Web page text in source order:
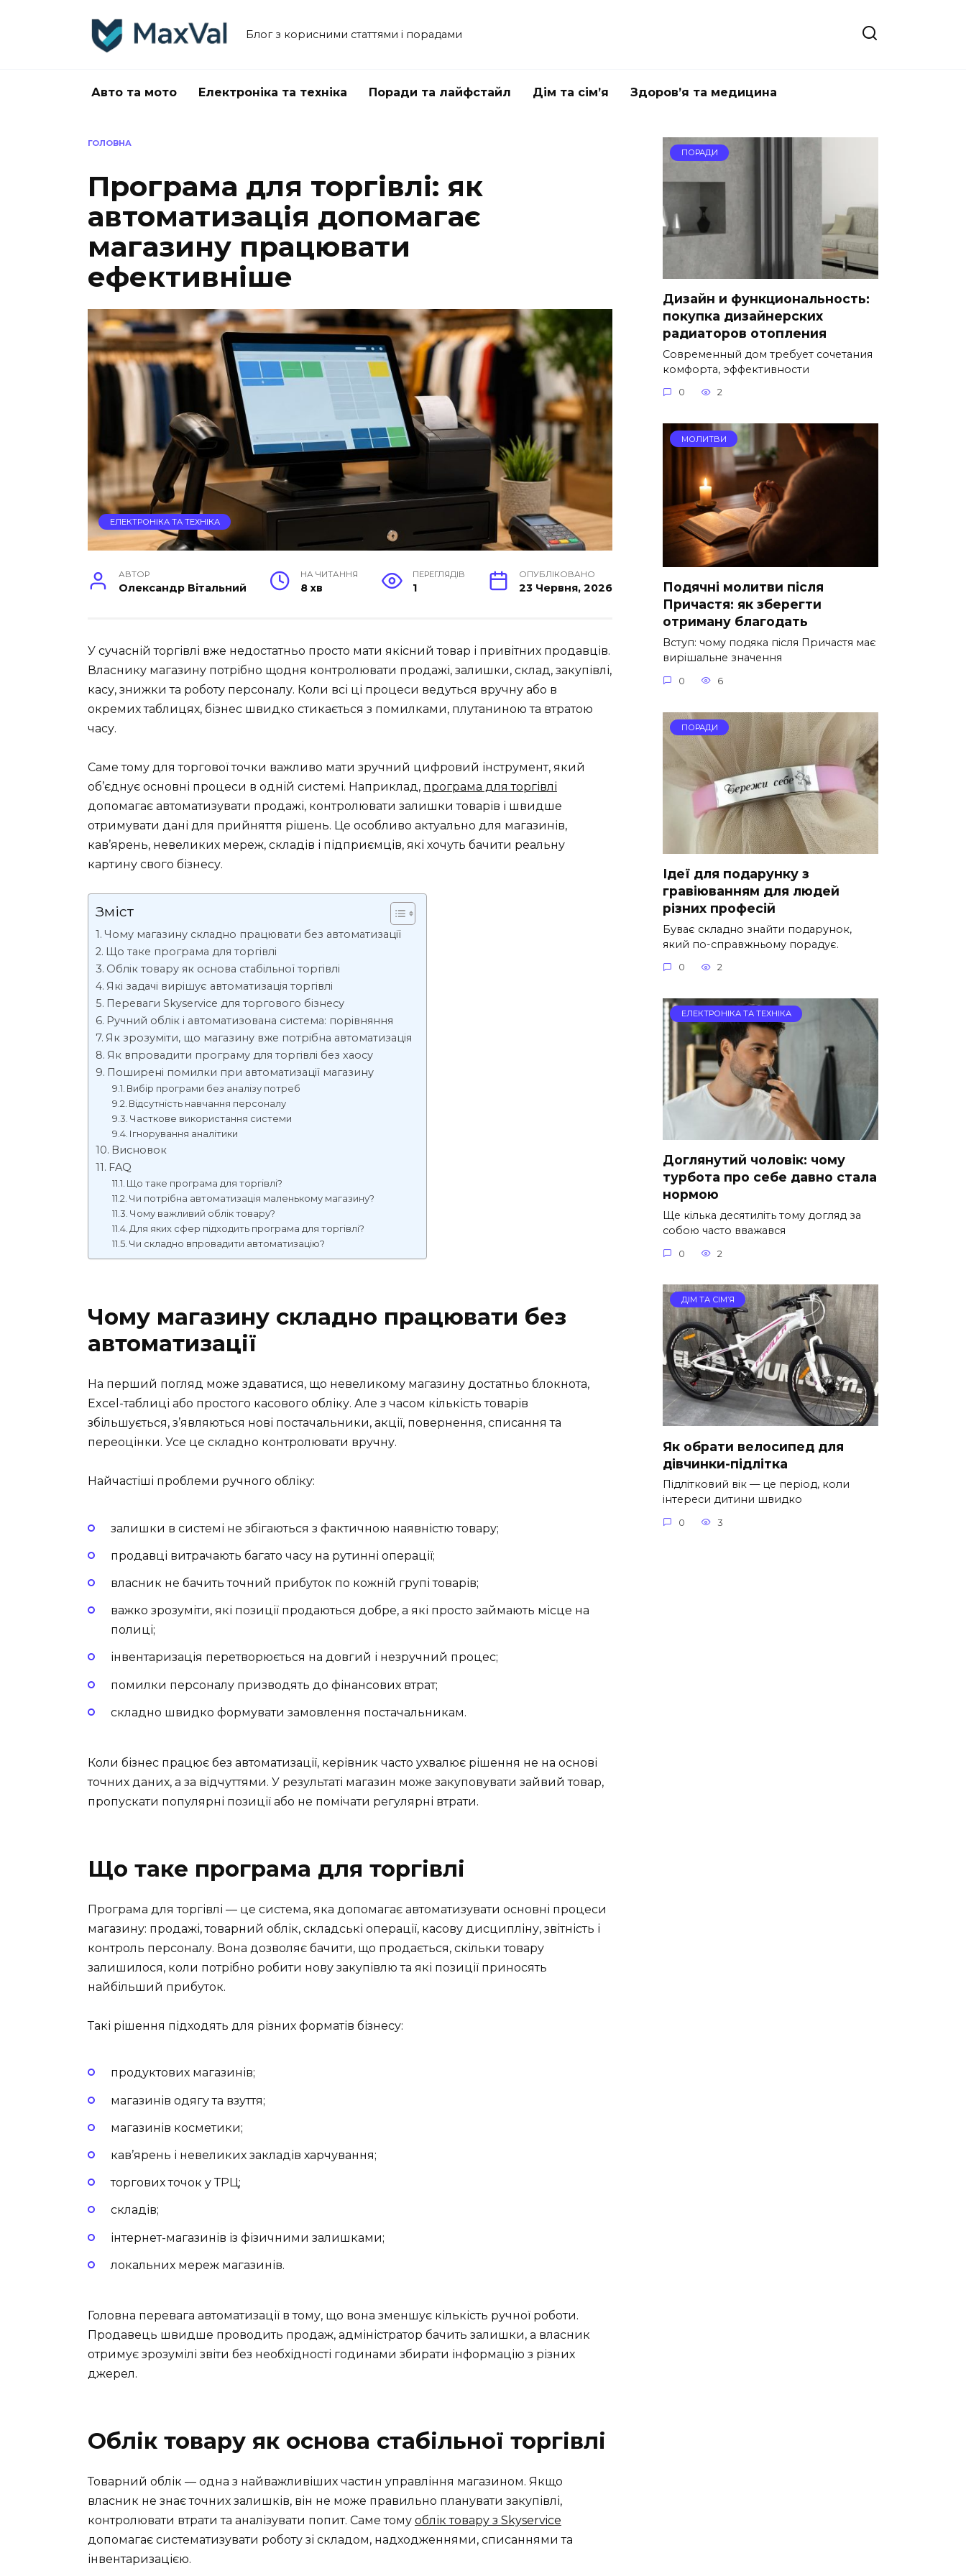
Блог з корисними статтями і порадами
Авто та мото Електроніка та техніка Поради та лайфстайл Дім та сім’я Здоров’я та медицина
ГОЛОВНА
Програма для торгівлі: як
автоматизація допомагає
магазину працювати
ефективніше
ЕЛЕКТРОНІКА ТА ТЕХНІКА
АВТОР
Олександр Вітальний
НА ЧИТАННЯ
8 хв
ПЕРЕГЛЯДІВ
1
ОПУБЛІКОВАНО
23 Червня, 2026
У сучасній торгівлі вже недостатньо просто мати якісний товар і привітних продавців.
Власнику магазину потрібно щодня контролювати продажі, залишки, склад, закупівлі,
касу, знижки та роботу персоналу. Коли всі ці процеси ведуться вручну або в
окремих таблицях, бізнес швидко стикається з помилками, плутаниною та втратою
часу.
Саме тому для торгової точки важливо мати зручний цифровий інструмент, який
об’єднує основні процеси в одній системі. Наприклад, програма для торгівлі
допомагає автоматизувати продажі, контролювати залишки товарів і швидше
отримувати дані для прийняття рішень. Це особливо актуально для магазинів,
кав’ярень, невеликих мереж, складів і підприємців, які хочуть бачити реальну
картину свого бізнесу.
Зміст
Чому магазину складно працювати без автоматизації
Що таке програма для торгівлі
Облік товару як основа стабільної торгівлі
Які задачі вирішує автоматизація торгівлі
Переваги Skyservice для торгового бізнесу
Ручний облік і автоматизована система: порівняння
Як зрозуміти, що магазину вже потрібна автоматизація
Як впровадити програму для торгівлі без хаосу
Поширені помилки при автоматизації магазину
Вибір програми без аналізу потреб
Відсутність навчання персоналу
Часткове використання системи
Ігнорування аналітики
Висновок
FAQ
Що таке програма для торгівлі?
Чи потрібна автоматизація маленькому магазину?
Чому важливий облік товару?
Для яких сфер підходить програма для торгівлі?
Чи складно впровадити автоматизацію?
Чому магазину складно працювати без
автоматизації
На перший погляд може здаватися, що невеликому магазину достатньо блокнота,
Excel-таблиці або простого касового обліку. Але з часом кількість товарів
збільшується, з’являються нові постачальники, акції, повернення, списання та
переоцінки. Усе це складно контролювати вручну.
Найчастіші проблеми ручного обліку:
залишки в системі не збігаються з фактичною наявністю товару;
продавці витрачають багато часу на рутинні операції;
власник не бачить точний прибуток по кожній групі товарів;
важко зрозуміти, які позиції продаються добре, а які просто займають місце на
полиці;
інвентаризація перетворюється на довгий і незручний процес;
помилки персоналу призводять до фінансових втрат;
складно швидко формувати замовлення постачальникам.
Коли бізнес працює без автоматизації, керівник часто ухвалює рішення не на основі
точних даних, а за відчуттями. У результаті магазин може закуповувати зайвий товар,
пропускати популярні позиції або не помічати регулярні втрати.
Що таке програма для торгівлі
Програма для торгівлі — це система, яка допомагає автоматизувати основні процеси
магазину: продажі, товарний облік, складські операції, касову дисципліну, звітність і
контроль персоналу. Вона дозволяє бачити, що продається, скільки товару
залишилося, коли потрібно робити нову закупівлю та які позиції приносять
найбільший прибуток.
Такі рішення підходять для різних форматів бізнесу:
продуктових магазинів;
магазинів одягу та взуття;
магазинів косметики;
кав’ярень і невеликих закладів харчування;
торгових точок у ТРЦ;
складів;
інтернет-магазинів із фізичними залишками;
локальних мереж магазинів.
Головна перевага автоматизації в тому, що вона зменшує кількість ручної роботи.
Продавець швидше проводить продаж, адміністратор бачить залишки, а власник
отримує зрозумілі звіти без необхідності годинами збирати інформацію з різних
джерел.
Облік товару як основа стабільної торгівлі
Товарний облік — одна з найважливіших частин управління магазином. Якщо
власник не знає точних залишків, він не може правильно планувати закупівлі,
контролювати втрати та аналізувати попит. Саме тому облік товару з Skyservice
допомагає систематизувати роботу зі складом, надходженнями, списаннями та
інвентаризацією.
ПОРАДИ
Дизайн и функциональность:
покупка дизайнерских
радиаторов отопления
Современный дом требует сочетания
комфорта, эффективности
0 2
МОЛИТВИ
Подячні молитви після
Причастя: як зберегти
отриману благодать
Вступ: чому подяка після Причастя має
вирішальне значення
0 6
ПОРАДИ
Ідеї для подарунку з
гравіюванням для людей
різних професій
Буває складно знайти подарунок,
який по-справжньому порадує.
0 2
ЕЛЕКТРОНІКА ТА ТЕХНІКА
Доглянутий чоловік: чому
турбота про себе давно стала
нормою
Ще кілька десятиліть тому догляд за
собою часто вважався
0 2
ДІМ ТА СІМ’Я
Як обрати велосипед для
дівчинки-підлітка
Підлітковий вік — це період, коли
інтереси дитини швидко
0 3